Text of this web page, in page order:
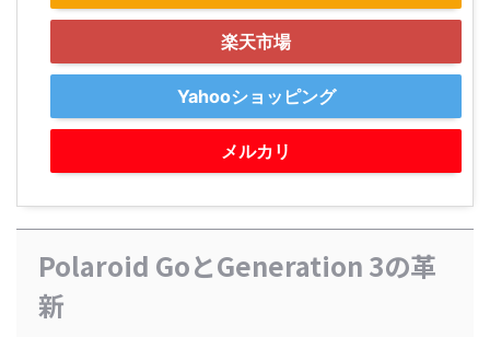
楽天市場
Yahooショッピング
メルカリ
Polaroid GoとGeneration 3の革
新